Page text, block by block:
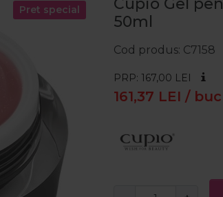
Pret special
Cupio Gel
50ml
Cod produs C7158
PRP: 167,00 LEI
161,37 LEI / buc